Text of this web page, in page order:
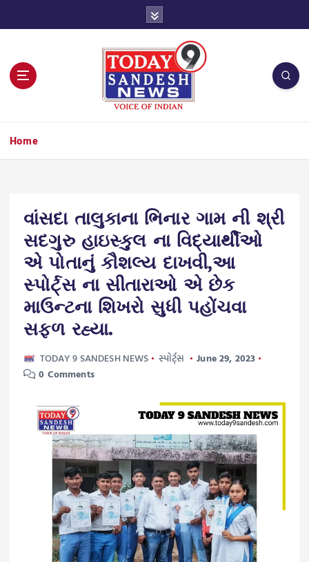
Home
વાંસદા તાલુકાના ભિનાર ગામ ની શ્રી
સદગુરુ હાઇસ્કુલ ના વિદ્યાર્થીઓ
એ પોતાનું કૌશલ્ય દાખવી,આ
સ્પોર્ટ્સ ના સીતારાઓ એ છેક
માઉન્ટના શિખરો સુધી પહોંચવા
સફળ રહ્યા.
TODAY 9 SANDESH NEWS સ્પોર્ટ્સ
June 29, 2023
0 Comments